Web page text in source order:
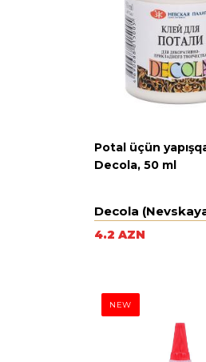
Potal üçün
Decola, 50 ml
Decola
4.2 AZN
NEW